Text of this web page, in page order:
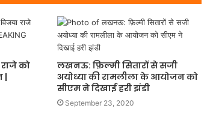
को
|
लखनऊ: फ़िल्मी सितारों से सजी
अयोध्या की रामलीला के आयोजन को
सीएम ने दिखाई हरी झंडी
September 23, 2020